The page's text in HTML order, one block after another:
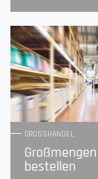
GROSSHANDEL
Großmengen
bestellen